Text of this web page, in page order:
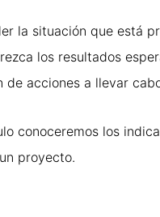
la situación que está
los resultados
de acciones a llevar
conoceremos los
proyecto.